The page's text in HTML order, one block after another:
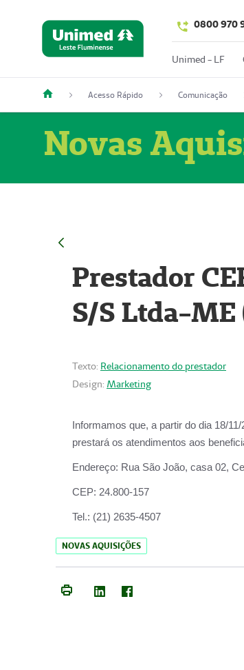
0800 970
Unimed - LF
Acesso Rápido Comunicação
Novas
Prestador
S/S Ltda-
Texto: Relacionamento do prestador
Design: Marketing
Informamos que, a partir do dia 18/11/
prestará os atendimentos aos
Endereço: Rua São João, casa 02,
CEP: 24.800-157
Tel.: (21) 2635-4507
NOVAS AQUISIÇÕES